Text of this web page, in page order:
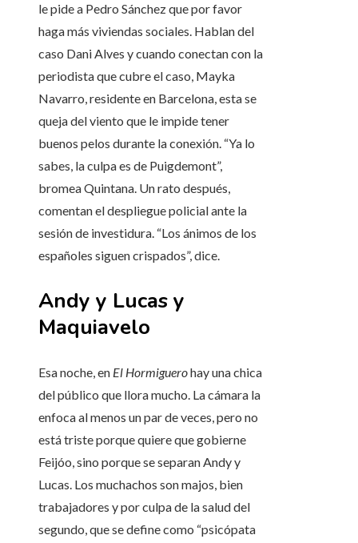
le pide a Pedro Sánchez que por favor
haga más viviendas sociales. Hablan del
caso Dani Alves y cuando conectan con la
periodista que cubre el caso, Mayka
Navarro, residente en Barcelona, esta se
queja del viento que le impide tener
buenos pelos durante la conexión. “Ya lo
sabes, la culpa es de Puigdemont”,
bromea Quintana. Un rato después,
comentan el despliegue policial ante la
sesión de investidura. “Los ánimos de los
españoles siguen crispados”, dice.
Andy y Lucas y
Maquiavelo
Esa noche, en El Hormiguerohay una chica
del público que llora mucho. La cámara la
enfoca al menos un par de veces, pero no
está triste porque quiere que gobierne
Feijóo, sino porque se separan Andy y
Lucas. Los muchachos son majos, bien
trabajadores y por culpa de la salud del
segundo, que se define como “psicópata